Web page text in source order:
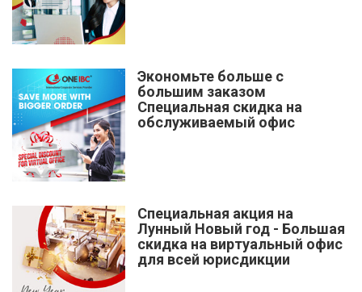
Экономьте больше с
большим заказом
Специальная скидка на
обслуживаемый офис
Специальная акция на
Лунный Новый год - Большая
скидка на виртуальный офис
для всей юрисдикции